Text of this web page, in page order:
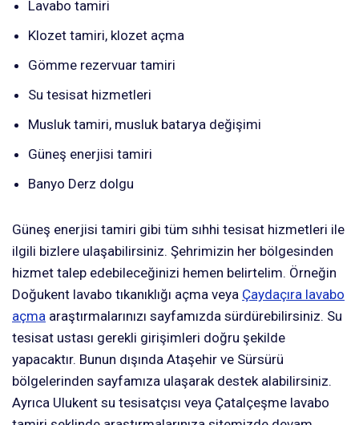
Lavabo tamiri
Klozet tamiri, klozet açma
Gömme rezervuar tamiri
Su tesisat hizmetleri
Musluk tamiri, musluk batarya değişimi
Güneş enerjisi tamiri
Banyo Derz dolgu
Güneş enerjisi tamiri gibi tüm sıhhi tesisat hizmetleri ile
ilgili bizlere ulaşabilirsiniz. Şehrimizin her bölgesinden
hizmet talep edebileceğinizi hemen belirtelim. Örneğin
Doğukent lavabo tıkanıklığı açma veya Çaydaçıra lavabo
açma araştırmalarınızı sayfamızda sürdürebilirsiniz. Su
tesisat ustası gerekli girişimleri doğru şekilde
yapacaktır. Bunun dışında Ataşehir ve Sürsürü
bölgelerinden sayfamıza ulaşarak destek alabilirsiniz.
Ayrıca Ulukent su tesisatçısı veya Çatalçeşme lavabo